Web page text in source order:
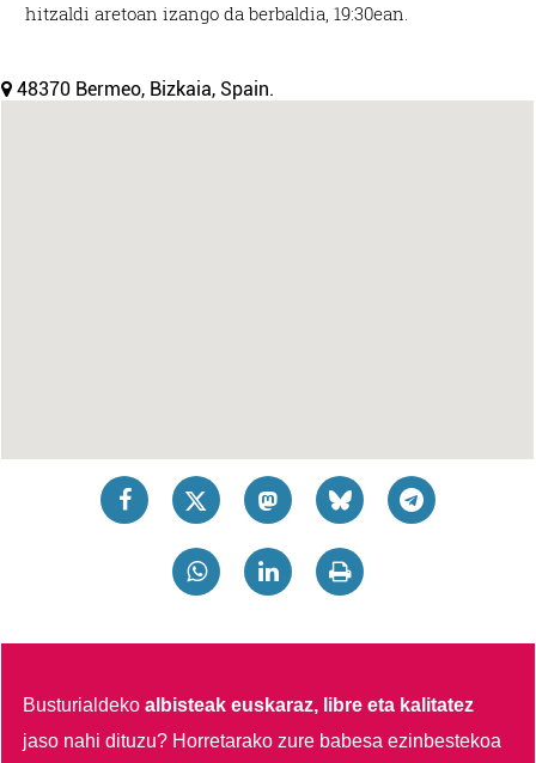
hitzaldi aretoan izango da berbaldia, 19:30ean.
48370 Bermeo, Bizkaia, Spain.
Busturialdekoalbisteak euskaraz, libre eta kalitatez
jaso nahi dituzu? Horretarako zure babesa ezinbestekoa